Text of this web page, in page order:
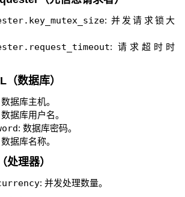
: 并发请求锁大
: 请求超时时
数据库）
据库主机。
据库用户名。
: 数据库密码。
据库名称。
理器）
: 并发处理数量。